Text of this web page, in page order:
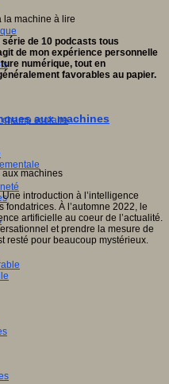
scolaire
de 10 podcasts tous
de mon expérience personnelle
numérique, tout en
favorables au papier.
aux machines
introduction à l’intelligence
fondatrices. À l’automne 2022, le
artificielle au coeur de l’actualité.
et prendre la mesure de
resté pour beaucoup mystérieux.